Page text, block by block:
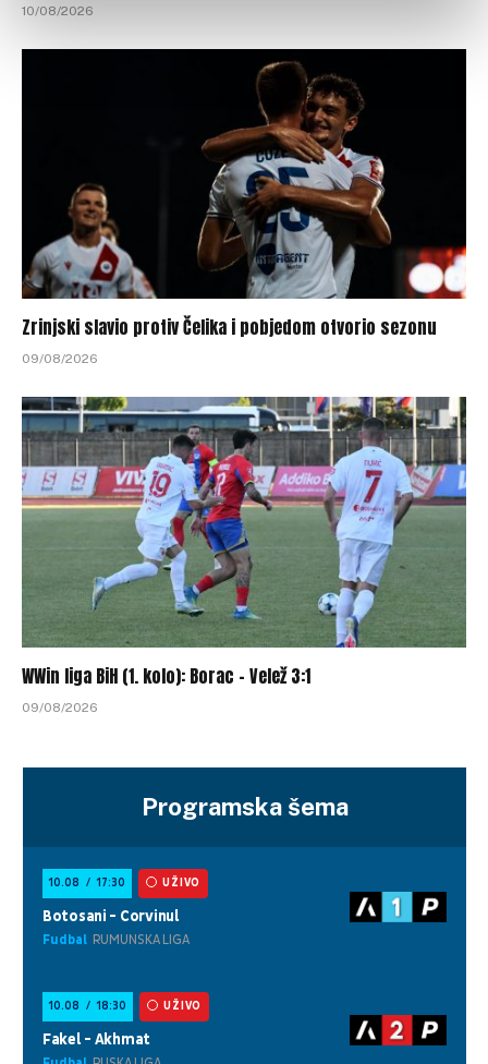
10/08/2026
Zrinjski slavio protiv Čelika i pobjedom otvorio sezonu
09/08/2026
WWin liga BiH (1. kolo): Borac – Velež 3:1
09/08/2026
Programska šema